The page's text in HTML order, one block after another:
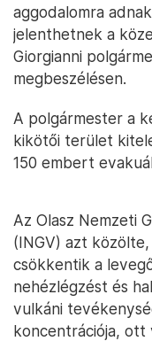
aggodalomra
jelenthetnek a
Giorgianni
megbeszélésen.
A polgármester a
kikötői terület
150 embert
Az Olasz Nemzeti
(INGV) azt
csökkentik a
nehézlégzést és
vulkáni
koncentrációja, ott